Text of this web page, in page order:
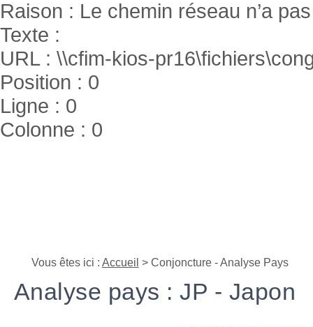
Raison : Le chemin réseau n’a
Texte :
URL : \\cfim-kios-
Position : 0
Ligne : 0
Colonne : 0
Vous êtes ici : Accueil > Conjoncture - Analyse Pays
Analyse pays : JP - Japon